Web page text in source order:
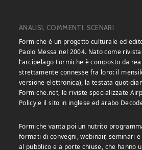
ANALISI, COMMENTI, SCENARI
Formiche è un progetto culturale ed
Paolo Messa nel 2004. Nato come
l’arcipelago Formiche è composto da
strettamente connesse fra loro: il
versione elettronica), la testata
Formiche.net, le riviste specializzate
Policy e il sito in inglese ed arabo
Formiche vanta poi un nutrito
formati di convegni, webinair, seminari
al pubblico e a porte chiuse, che hanno